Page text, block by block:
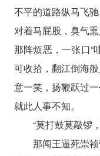
不平的道路纵马飞
对着马屁股，臭气
那阵烦恶，一张口“
可收拾，翻江倒海
意一笑，扬鞭跃过
就此人事不知。
“莫打鼓莫敲锣
那闯王逼死崇